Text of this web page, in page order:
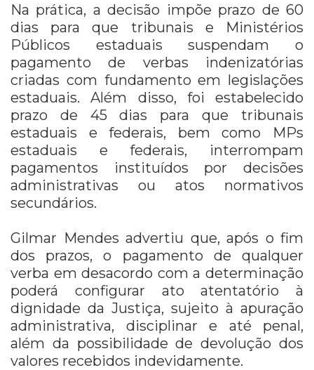
Na prática, a decisão impõe prazo de 60
dias para que tribunais e Ministérios
Públicos estaduais suspendam o
pagamento de verbas indenizatórias
criadas com fundamento em legislações
estaduais. Além disso, foi estabelecido
prazo de 45 dias para que tribunais
estaduais e federais, bem como MPs
estaduais e federais, interrompam
pagamentos instituídos por decisões
administrativas ou atos normativos
secundários.
Gilmar Mendes advertiu que, após o fim
dos prazos, o pagamento de qualquer
verba em desacordo com a determinação
poderá configurar ato atentatório à
dignidade da Justiça, sujeito à apuração
administrativa, disciplinar e até penal,
além da possibilidade de devolução dos
valores recebidos indevidamente.